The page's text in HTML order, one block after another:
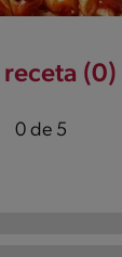
(0)
0 de 5